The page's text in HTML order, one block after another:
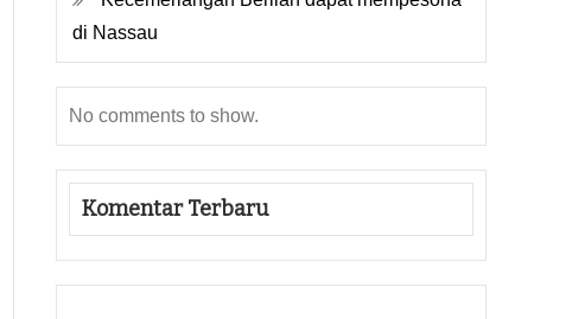
di Nassau
No comments to show.
Komentar Terbaru